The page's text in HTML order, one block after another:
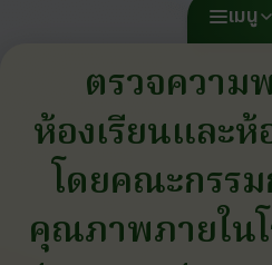
เมนู
ตรวจความ
ห้องเรียนและ
โดยคณะกรร
คุณภาพภายใน